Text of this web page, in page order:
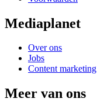
Mediaplanet
Over ons
Jobs
Content marketing
Meer van ons